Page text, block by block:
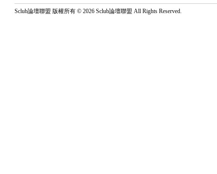
Sclub論壇聯盟 版權所有 © 2026 Sclub論壇聯盟 All Rights Reserved.